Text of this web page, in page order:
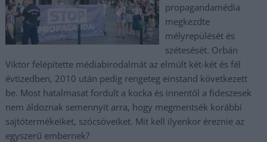
propagandamédia
megkezdte
mélyrepülését és
szétesését. Orbán
Viktor felépítette médiabirodalmát az elmúlt két-két és fél
évtizedben, 2010 után pedig rengeteg einstand következett
be. Most hatalmasat fordult a kocka és innentől a fideszesek
nem áldoznak semennyit arra, hogy megmentsék korábbi
sajtótermékeiket, szócsöveiket. Mit kell ilyenkor éreznie az
egyszerű embernek?